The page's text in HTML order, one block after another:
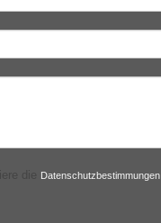
Datenschutzbestimmungen